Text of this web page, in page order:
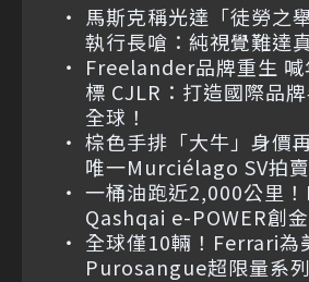
馬斯克稱光達「徒勞之
執行長嗆：純視覺難達
Freelander品牌重生 喊
標 CJLR：打造國際品
全球！
棕色手排「大牛」身價
唯一Murciélago SV拍賣
一桶油跑近2,000公里
Qashqai e-POWER創
全球僅10輛！Ferrari為
Purosangue超限量系列